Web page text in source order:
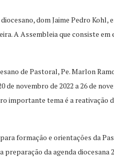
dom Jaime Pedro Kohl,
A Assembleia que consiste
de Pastoral, Pe. Marlon
de novembro de 2022 a 26 de
importante tema é a reativação
formação e orientações da
preparação da agenda